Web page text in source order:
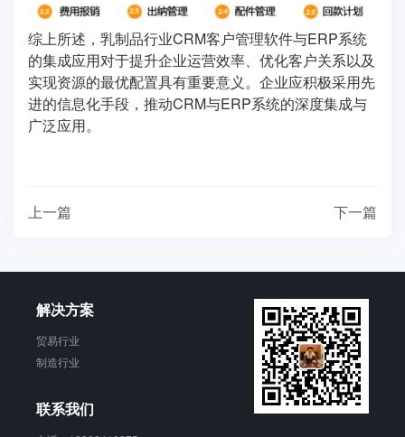
综上所述，乳制品行业CRM客户管理软件与ERP系统
的集成应用对于提升企业运营效率、优化客户关系以及
实现资源的最优配置具有重要意义。企业应积极采用先
进的信息化手段，推动CRM与ERP系统的深度集成与
广泛应用。
上一篇 下一篇
解决方案
贸易行业
制造行业
联系我们